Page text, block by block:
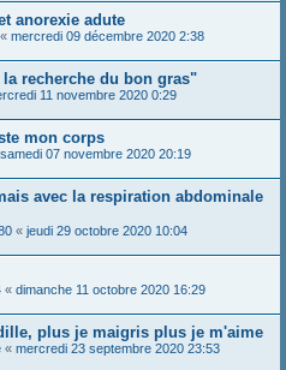
anorexie adute
« mercredi 09 décembre 2020 2:38
recherche du bon gras"
11 novembre 2020 0:29
mon corps
samedi 07 novembre 2020 20:19
avec la respiration abdominale
« jeudi 29 octobre 2020 10:04
« dimanche 11 octobre 2020 16:29
plus je maigris plus je m'aime
« mercredi 23 septembre 2020 23:53